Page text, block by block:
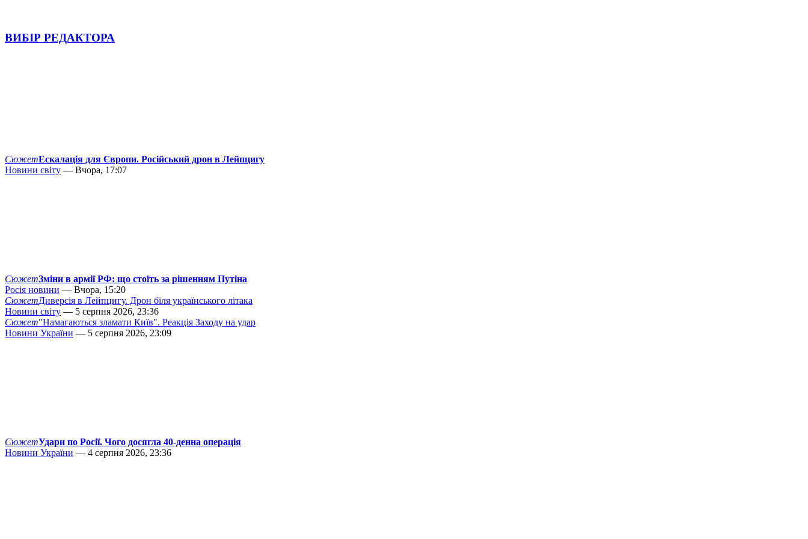
ВИБІР РЕДАКТОРА
СюжетЕскалація для Європи. Російський дрон в Лейпцигу
Новини світу — Вчора, 17:07
СюжетЗміни в армії РФ: що стоїть за рішенням Путіна
Росія новини — Вчора, 15:20
СюжетДиверсія в Лейпцигу. Дрон біля українського літака
Новини світу — 5 серпня 2026, 23:36
Сюжет"Намагаються зламати Київ". Реакція Заходу на удар
Новини України — 5 серпня 2026, 23:09
СюжетУдари по Росії. Чого досягла 40-денна операція
Новини України — 4 серпня 2026, 23:36